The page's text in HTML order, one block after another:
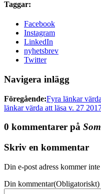
Taggar:
Facebook
Instagram
LinkedIn
nyhetsbrev
Twitter
Navigera inlägg
Föregående:Fyra länkar
länkar värda att läsa v. 27
0 kommentarer på
Skriv en kommentar
Din e-post adress kommer inte
Din kommentar(Obligatoriskt)